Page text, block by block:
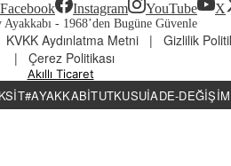
Facebook Instagram YouTube X
- 1968’den Bugüne Güvenle
KVKK Aydınlatma Metni |
Gizlilik
|
Çerez Politikası
Akıllı Ticaret
#AYAKKABITUTKUSUİADE-DEĞIŞIM